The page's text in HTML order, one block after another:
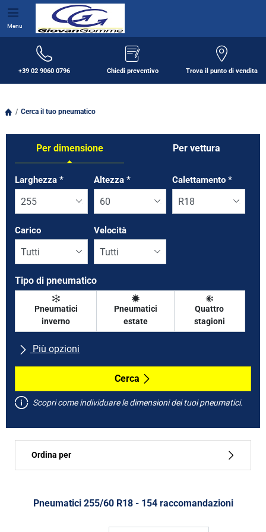
Menu
+39 02 9060 0796 Chiedi preventivo Trova il punto di vendita
Cerca il tuo pneumatico
Per dimensione Per vettura
Tab updated: Per dimensione
Larghezza * Altezza * Calettamento*
Carico Velocità
Tipo di pneumatico
Pneumatici
inverno
Pneumatici
estate
Quattro
stagioni
Più opzioni
Tutte le marche
Tipo di vettura
Run flat
Cerca
Scopri come individuare le dimensioni dei tuoi pneumatici.
Ordina per
Tipo di pneumatico
Pneumatici ‎255/60 R18 - 154 raccomandazioni